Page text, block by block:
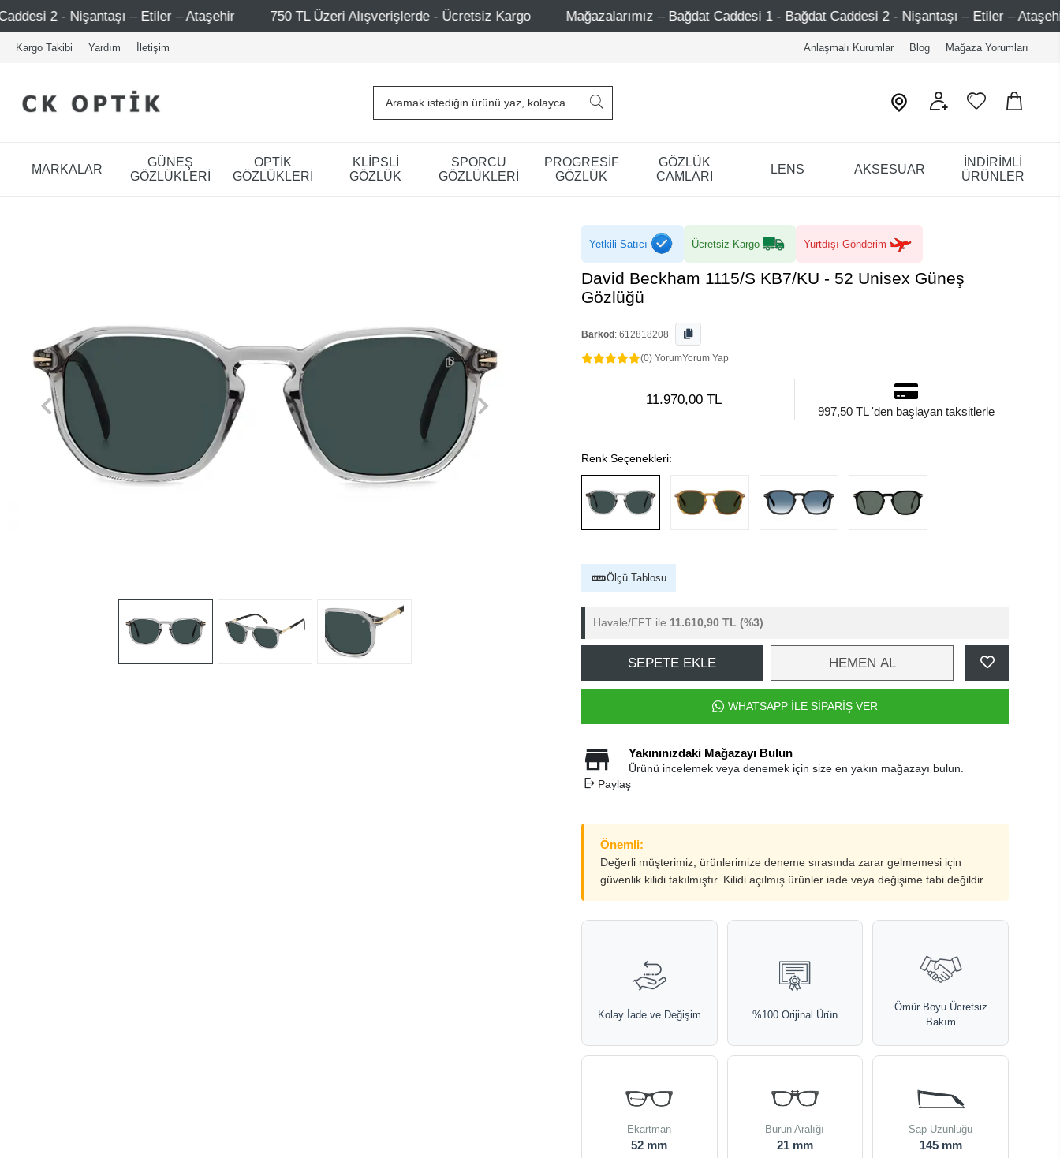
– Ataşehir 750 TL Üzeri Alışverişlerde - Ücretsiz Kargo Mağazalarımız – Bağdat Caddesi 1 - Bağdat Caddesi 2 - Nişantaşı – Etiler – Ataşehir Şimdi Üye ol !
Kargo Takibi Yardım İletişim Anlaşmalı Kurumlar Blog Mağaza Yorumları
MARKALAR
GÜNEŞ
GÖZLÜKLERİ
OPTİK
GÖZLÜKLERİ
KLİPSLİ
GÖZLÜK
SPORCU
GÖZLÜKLERİ
PROGRESİF
GÖZLÜK
GÖZLÜK
CAMLARI
LENS AKSESUAR
İNDİRİMLİ
ÜRÜNLER
Yetkili Satıcı Ücretsiz Kargo Yurtdışı Gönderim
David Beckham 1115/S KB7/KU - 52 Unisex Güneş
Gözlüğü
Barkod : 612818208
(0) YorumYorum Yap
11.970,00 TL
997,50 TL 'den başlayan taksitlerle
Renk Seçenekleri:
Ölçü Tablosu
Havale/EFT ile 11.610,90 TL (%3)
SEPETE EKLE HEMEN AL
WHATSAPP İLE SİPARİŞ VER
Yakınınızdaki Mağazayı Bulun
Ürünü incelemek veya denemek için size en yakın mağazayı bulun.
Paylaş
Önemli:
Değerli müşterimiz, ürünlerimize deneme sırasında zarar gelmemesi için
güvenlik kilidi takılmıştır. Kilidi açılmış ürünler iade veya değişime tabi değildir.
Kolay İade ve Değişim %100 Orijinal Ürün
Ömür Boyu Ücretsiz
Bakım
Ekartman
52 mm
Burun Aralığı
21 mm
Sap Uzunluğu
145 mm